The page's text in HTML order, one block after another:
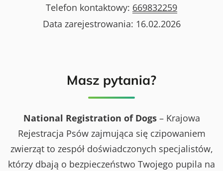
Telefon kontaktowy: 669832259
Data zarejestrowania: 16.02.2026
Masz pytania?
National Registration of Dogs– Krajowa
Rejestracja Psów zajmująca się czipowaniem
zwierząt to zespół doświadczonych specjalistów,
którzy dbają o bezpieczeństwo Twojego pupila na